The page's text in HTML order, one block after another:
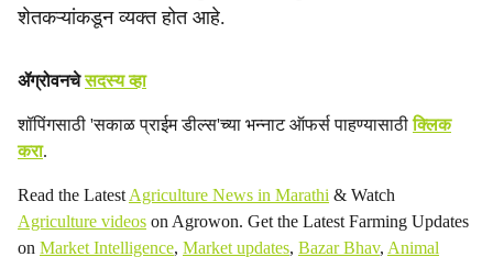
शेतकऱ्यांकडून व्यक्त होत आहे.
ॲग्रोवनचेसदस्य व्हा
शॉपिंगसाठी 'सकाळ प्राईम डील्स'च्या भन्नाट ऑफर्स पाहण्यासाठीक्लिक
करा.
Read the Latest Agriculture News in Marathi & Watch
Agriculture videos on Agrowon. Get the Latest Farming Updates
on Market Intelligence, Market updates, Bazar Bhav, Animal